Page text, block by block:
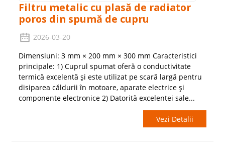
Filtru metalic cu plasă de radiator
poros din spumă de cupru
2026-03-20
Dimensiuni: 3 mm × 200 mm × 300 mm Caracteristici
principale: 1) Cuprul spumat oferă o conductivitate
termică excelentă și este utilizat pe scară largă pentru
disiparea căldurii în motoare, aparate electrice și
componente electronice 2) Datorită excelentei sale...
Vezi Detalii